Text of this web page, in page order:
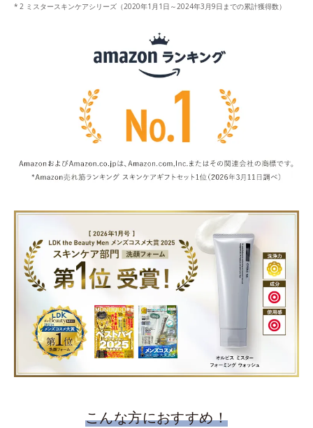
2 ミスタースキンケアシリーズ（2020年1月1日～2024年3月9日までの累計獲得数）
こんな方におすすめ！